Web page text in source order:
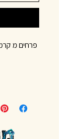
פרחים מ